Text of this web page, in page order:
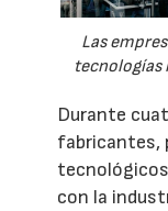
Las
tecnologías
Durante
fabricantes,
con la